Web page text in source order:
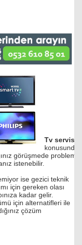
Tv servisi
konusunda
görüşmede problemi
istenebilir.
ise gezici teknik
için gereken olası
kadar gelir.
için alternatifleri ile
çözüm